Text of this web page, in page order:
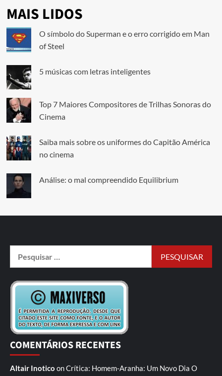
MAIS LIDOS
O símbolo do Superman e o erro corrigido em Man
of Steel
5 músicas com letras inteligentes
Top 7 Maiores Compositores de Trilhas Sonoras do
Cinema
Saiba mais sobre os uniformes do Capitão América
no cinema
Análise: o mal compreendido Equilibrium
COMENTÁRIOS RECENTES
Altair Inotico onCrítica: Homem-Aranha: Um Novo Dia O